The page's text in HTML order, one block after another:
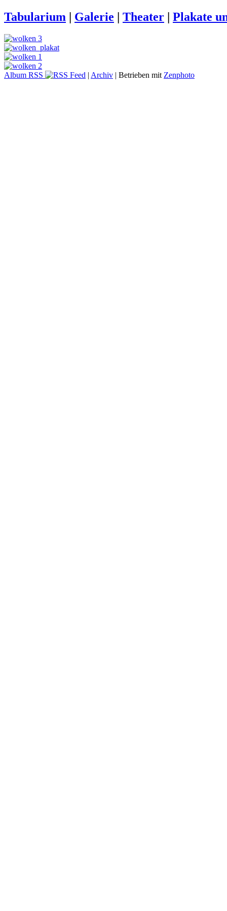
Tabularium | Galerie | Theater | Plakate
Album RSS | Archiv | Betrieben mit Zenphoto